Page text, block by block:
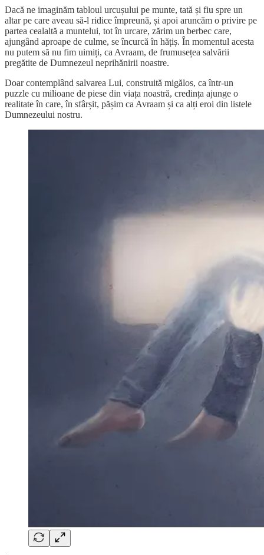
Dacă ne imaginăm tabloul urcușului pe munte, tată și fiu spre un
altar pe care aveau să-l ridice împreună, și apoi aruncăm o privire pe
partea cealaltă a muntelui, tot în urcare, zărim un berbec care,
ajungând aproape de culme, se încurcă în hățiș. În momentul acesta
nu putem să nu fim uimiți, ca Avraam, de frumusețea salvării
pregătite de Dumnezeul neprihănirii noastre.
Doar contemplând salvarea Lui, construită migălos, ca într-un
puzzle cu milioane de piese din viața noastră, credința ajunge o
realitate în care, în sfârșit, pășim ca Avraam și ca alți eroi din listele
Dumnezeului nostru.